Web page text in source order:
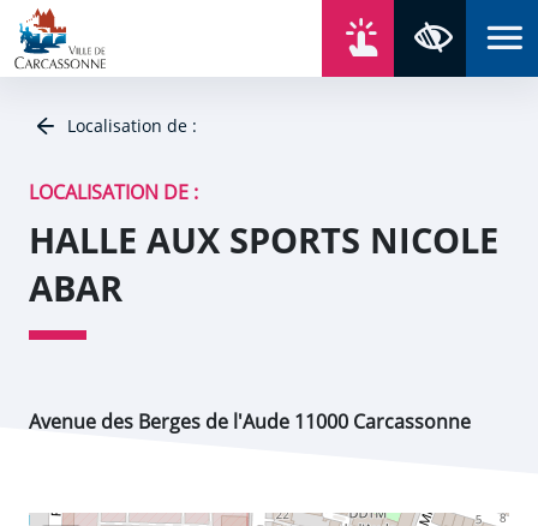
Aller au contenu
Aller au menu
Aller au plan du site
Aller à la recherche
Localisation de :
LOCALISATION DE :
HALLE AUX SPORTS NICOLE
ABAR
Avenue des Berges de l'Aude 11000 Carcassonne
Panneau de gestion des cookies